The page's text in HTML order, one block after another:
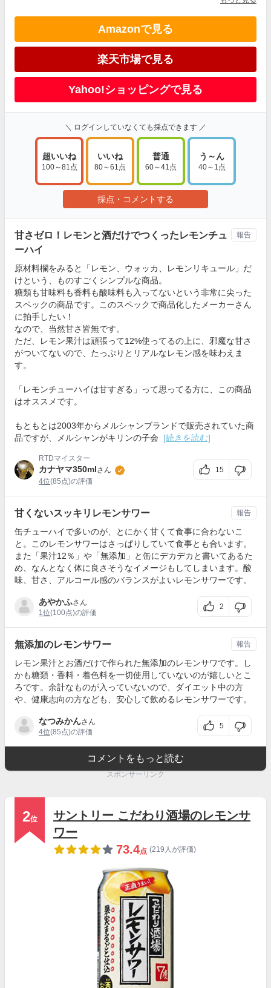
Amazonで見る
楽天市場で見る
Yahoo!ショッピングで見る
＼ ログインしていなくても採点できます ／
超いいね
100～81点
いいね
80～61点
普通
60～41点
う～ん
40～1点
採点・コメントする
甘さゼロ！レモンと酒だけでつくったレモンチュ
ーハイ
原材料欄をみると「レモン、ウォッカ、レモンリキュール」だ
けという、ものすごくシンプルな商品。
糖類も甘味料も香料も酸味料も入ってないという非常に尖った
スペックの商品です。このスペックで商品化したメーカーさん
に拍手したい！
なので、当然甘さ皆無です。
ただ、レモン果汁は頑張って12%使ってるの上に、邪魔な甘さ
がついてないので、たっぷりとリアルなレモン感を味わえま
す。
「レモンチューハイは甘すぎる」って思ってる方に、この商品
はオススメです。
もともとは2003年からメルシャンブランドで販売されていた商
品ですが、メルシャンがキリンの子会
[続きを読む]
RTDマイスター
カナヤマ350mlさん
4位(85点)の評価
15
報告
甘くないスッキリレモンサワー
缶チューハイで多いのが、とにかく甘くて食事に合わないこ
と。このレモンサワーはさっぱりしていて食事とも合います。
また「果汁12％」や「無添加」と缶にデカデカと書いてあるた
め、なんとなく体に良さそうなイメージもしてしまいます。酸
味、甘さ、アルコール感のバランスがよいレモンサワーです。
あやかふさん
1位(100点)の評価
2
報告
無添加のレモンサワー
レモン果汁とお酒だけで作られた無添加のレモンサワです。し
かも糖類・香料・着色料を一切使用していないのが嬉しいとこ
ろです。余計なものが入っていないので、ダイエット中の方
や、健康志向の方なども、安心して飲めるレモンサワーです。
なつみかんさん
4位(85点)の評価
5
報告
コメントをもっと読む
スポンサーリンク
2位
サントリー こだわり酒場のレモンサ
ワー
73.4点 (219人が評価)